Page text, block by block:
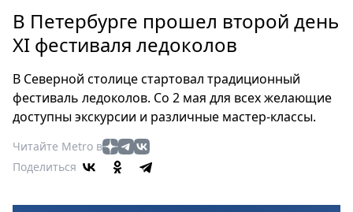
Россия
Мир
Еда
Туризм
Театр
Кино
В Петербурге прошел второй день
XI фестиваля ледоколов
В Северной столице стартовал традиционный
фестиваль ледоколов. Со 2 мая для всех желающие
доступны экскурсии и различные мастер-классы.
Читайте Metro в
Поделиться